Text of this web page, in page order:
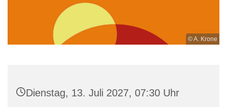
© A. Krone
Dienstag, 13. Juli 2027, 07:30 Uhr